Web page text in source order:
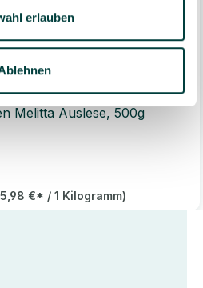
erlauben
Melitta Auslese, 500g
€* / 1 Kilogramm)